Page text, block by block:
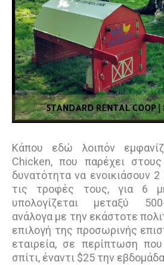
Κάπου εδώ λοιπόν
Chicken, που παρέχει
δυνατότητα να ενοικιάσουν
τις τροφές τους, για 6
υπολογίζεται μεταξύ
ανάλογα με την εκάστοτε
επιλογή της προσωρινής
εταιρεία, σε περίπτωση που
σπίτι, έναντι $25 την